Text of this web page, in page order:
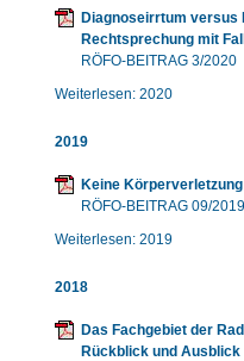
Diagnoseirrtum versus
Rechtsprechung mit
RÖFO-BEITRAG 3/2020
Weiterlesen: 2020
2019
Keine
RÖFO-BEITRAG 09/2019
Weiterlesen: 2019
2018
Das Fachgebiet der
Rückblick und Ausblick